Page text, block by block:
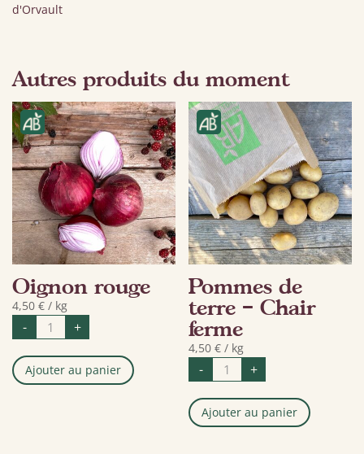
d'Orvault
Autres produits du moment
Oignon rouge
4,50 € / kg
- quantité
Oignon
rouge
+
Ajouter au panier
Pommes de
terre – Chair
ferme
4,50€ / kg
- quantité
Pommes
de
terre
-
Chair
+
Ajouter au panier